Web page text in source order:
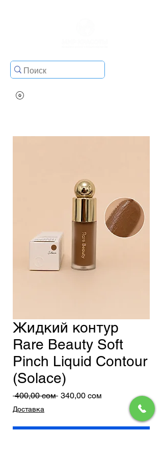
Жидкий контур
Rare Beauty Soft
Pinch Liquid Contour
(Solace)
400,00 сом Обычная
340,00 сом Спеццена
Доставка